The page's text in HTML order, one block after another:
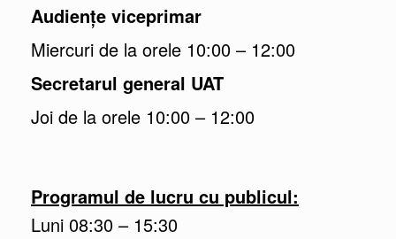
Audiențe viceprimar
Miercuri de la orele 10:00 – 12:00
Secretarul general UAT
Joi de la orele 10:00 – 12:00
Programul de lucru cu publicul:
Luni 08:30 – 15:30